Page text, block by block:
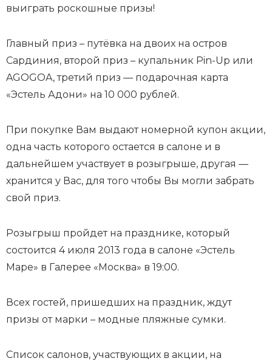
выиграть роскошные призы!
Главный приз – путёвка на двоих на остров
Сардиния, второй приз – купальник Pin-Up или
AGOGOA, третий приз — подарочная карта
«Эстель Адони» на 10 000 рублей.
При покупке Вам выдают номерной купон акции,
одна часть которого остается в салоне и в
дальнейшем участвует в розыгрыше, другая —
хранится у Вас, для того чтобы Вы могли забрать
свой приз.
Розыгрыш пройдет на празднике, который
состоится 4 июля 2013 года в салоне «Эстель
Маре» в Галерее «Москва» в 19:00.
Всех гостей, пришедших на праздник, ждут
призы от марки – модные пляжные сумки.
Список салонов, участвующих в акции, на